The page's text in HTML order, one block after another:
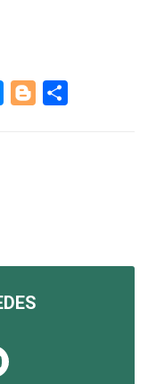
Messenger
Blogger